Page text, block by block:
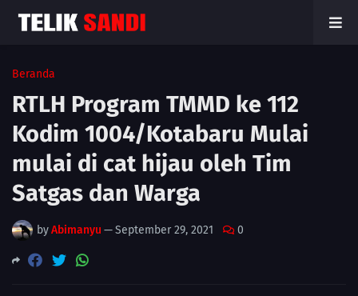
Beranda
RTLH Program TMMD ke 112
Kodim 1004/Kotabaru Mulai
mulai di cat hijau oleh Tim
Satgas dan Warga
byAbimanyu —September 29, 2021 0